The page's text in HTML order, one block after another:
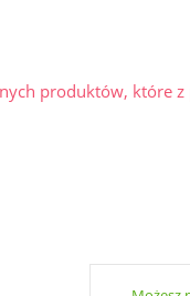
produktów, które z